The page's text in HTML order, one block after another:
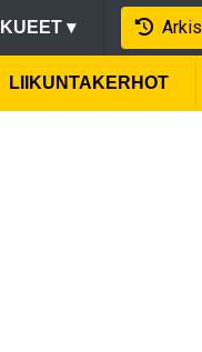
▾
LIIKUNTAKERHOT